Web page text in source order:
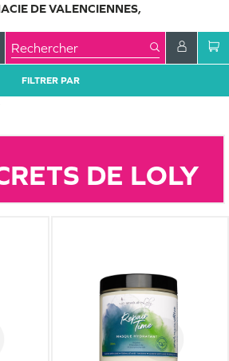
DE VALENCIENNES,
FILTRER PAR
DE LOLY